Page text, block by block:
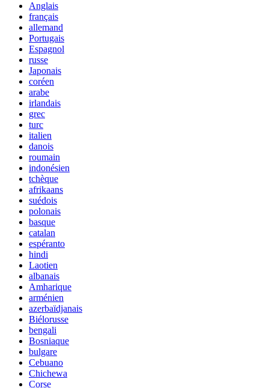
Anglais
français
allemand
Portugais
Espagnol
russe
Japonais
coréen
arabe
irlandais
grec
turc
italien
danois
roumain
indonésien
tchèque
afrikaans
suédois
polonais
basque
catalan
espéranto
hindi
Laotien
albanais
Amharique
arménien
azerbaïdjanais
Biélorusse
bengali
Bosniaque
bulgare
Cebuano
Chichewa
Corse